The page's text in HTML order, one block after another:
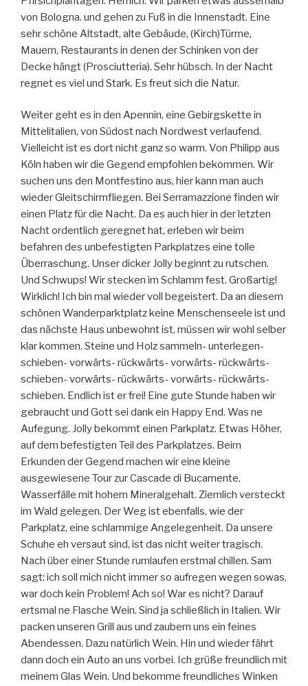
von Bologna. und gehen zu Fuß in die Innenstadt. Eine
sehr schöne Altstadt, alte Gebäude, (Kirch)Türme,
Mauern, Restaurants in denen der Schinken von der
Decke hängt (Prosciutteria). Sehr hübsch. In der Nacht
regnet es viel und Stark. Es freut sich die Natur.
Weiter geht es in den Apennin, eine Gebirgskette in
Mittelitalien, von Südost nach Nordwest verlaufend.
Vielleicht ist es dort nicht ganz so warm. Von Philipp aus
Köln haben wir die Gegend empfohlen bekommen. Wir
suchen uns den Montfestino aus, hier kann man auch
wieder Gleitschirmfliegen. Bei Serramazzione finden wir
einen Platz für die Nacht. Da es auch hier in der letzten
Nacht ordentlich geregnet hat, erleben wir beim
befahren des unbefestigten Parkplatzes eine tolle
Überraschung. Unser dicker Jolly beginnt zu rutschen.
Und Schwups! Wir stecken im Schlamm fest. Großartig!
Wirklich! Ich bin mal wieder voll begeistert. Da an diesem
schönen Wanderparktplatz keine Menschenseele ist und
das nächste Haus unbewohnt ist, müssen wir wohl selber
klar kommen. Steine und Holz sammeln- unterlegen-
schieben- vorwärts- rückwärts- vorwärts- rückwärts-
schieben- vorwärts- rückwärts- vorwärts- rückwärts-
schieben. Endlich ist er frei! Eine gute Stunde haben wir
gebraucht und Gott sei dank ein Happy End. Was ne
Aufegung. Jolly bekommt einen Parkplatz. Etwas Höher,
auf dem befestigten Teil des Parkplatzes. Beim
Erkunden der Gegend machen wir eine kleine
ausgewiesene Tour zur Cascade di Bucamente,
Wasserfälle mit hohem Mineralgehalt. Ziemlich versteckt
im Wald gelegen. Der Weg ist ebenfalls, wie der
Parkplatz, eine schlammige Angelegenheit. Da unsere
Schuhe eh versaut sind, ist das nicht weiter tragisch.
Nach über einer Stunde rumlaufen erstmal chillen. Sam
sagt: ich soll mich nicht immer so aufregen wegen sowas,
war doch kein Problem! Ach so! War es nicht? Darauf
ertsmal ne Flasche Wein. Sind ja schließlich in Italien. Wir
packen unseren Grill aus und zaubern uns ein feines
Abendessen. Dazu natürlich Wein. Hin und wieder fährt
dann doch ein Auto an uns vorbei. Ich grüße freundlich mit
meinem Glas Wein. Und bekomme freundliches Winken